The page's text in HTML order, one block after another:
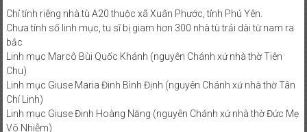
Tên
Sài
Gòn
PHONG
TRÀO
QUỐC
Chỉ tính riêng nhà tù A20 thuộc xã Xuân Phước, tỉnh Phú Yên.
Chưa tính số linh mục, tu sĩ bị giam hơn 300 nhà tù trải dài từ nam ra
bắc
Linh mục Marcô Bùi Quốc Khánh (nguyên Chánh xứ nhà thờ Tiên
Chu)
Linh mục Giuse Maria Đinh Bình Định (nguyên Chánh xứ nhà thờ Tân
Chí Linh)
Linh mục Giuse Đinh Hoàng Năng (nguyên Chánh xứ nhà thờ Đức Mẹ
Vô Nhiễm)